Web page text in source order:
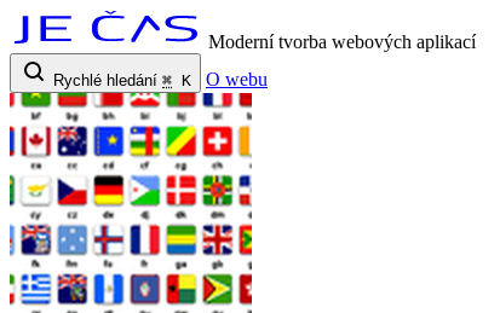
Moderní tvorba webových aplikací
Rychlé hledání ⌘ K O webu